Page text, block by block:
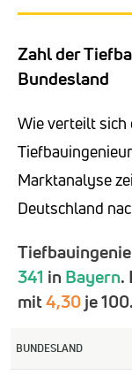
Zahl der
Bundesland
Wie verteilt
Marktanalyse
Deutschland
341 in Bayern.
mit4,30 je
BUNDESLAND